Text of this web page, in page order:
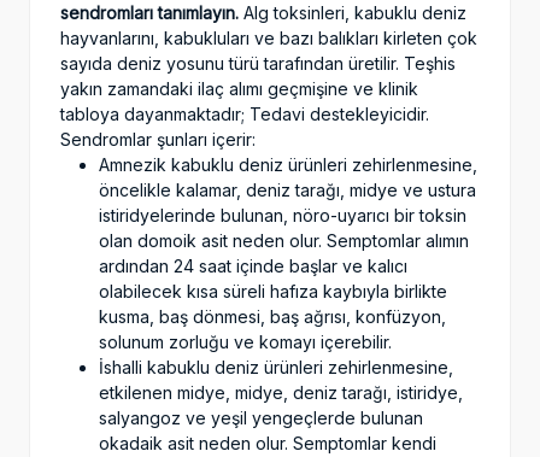
sendromları tanımlayın. Alg toksinleri, kabuklu deniz
hayvanlarını, kabukluları ve bazı balıkları kirleten çok
sayıda deniz yosunu türü tarafından üretilir. Teşhis
yakın zamandaki ilaç alımı geçmişine ve klinik
tabloya dayanmaktadır; Tedavi destekleyicidir.
Sendromlar şunları içerir:
Amnezik kabuklu deniz ürünleri zehirlenmesine,
öncelikle kalamar, deniz tarağı, midye ve ustura
istiridyelerinde bulunan, nöro-uyarıcı bir toksin
olan domoik asit neden olur. Semptomlar alımın
ardından 24 saat içinde başlar ve kalıcı
olabilecek kısa süreli hafıza kaybıyla birlikte
kusma, baş dönmesi, baş ağrısı, konfüzyon,
solunum zorluğu ve komayı içerebilir.
İshalli kabuklu deniz ürünleri zehirlenmesine,
etkilenen midye, midye, deniz tarağı, istiridye,
salyangoz ve yeşil yengeçlerde bulunan
okadaik asit neden olur. Semptomlar kendi